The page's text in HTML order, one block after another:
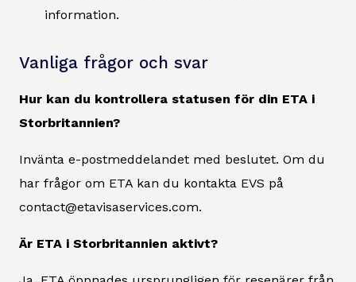
information.
Vanliga frågor och svar
Hur kan du kontrollera statusen för din ETA i
Storbritannien?
Invänta e-postmeddelandet med beslutet. Om du
har frågor om ETA kan du kontakta EVS på
contact@etavisaservices.com.
Är ETA i Storbritannien aktivt?